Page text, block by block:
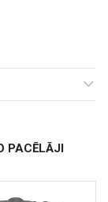
PACĒLĀJI